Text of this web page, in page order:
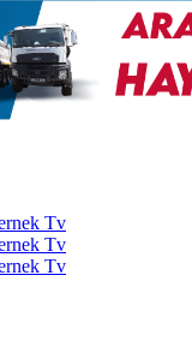
Tv
Tv
Tv